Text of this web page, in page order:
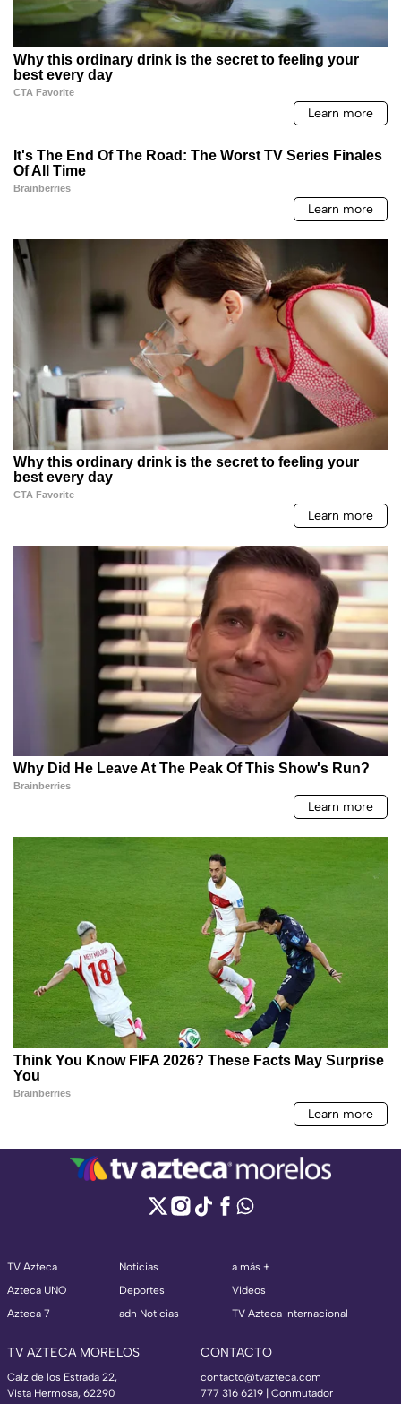
TV Azteca
Azteca UNO
Azteca 7
Noticias
Deportes
adn Noticias
a más +
Videos
TV Azteca Internacional
TV AZTECA MORELOS
Calz de los Estrada 22,
Vista Hermosa, 62290
CONTACTO
contacto@tvazteca.com
777 316 6219 | Conmutador